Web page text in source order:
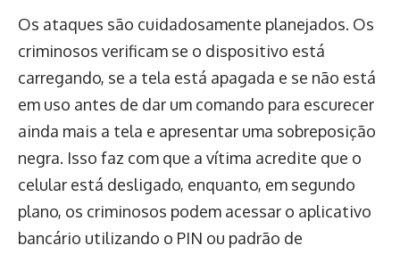
Os ataques são cuidadosamente planejados. Os
criminosos verificam se o dispositivo está
carregando, se a tela está apagada e se não está
em uso antes de dar um comando para escurecer
ainda mais a tela e apresentar uma sobreposição
negra. Isso faz com que a vítima acredite que o
celular está desligado, enquanto, em segundo
plano, os criminosos podem acessar o aplicativo
bancário utilizando o PIN ou padrão de